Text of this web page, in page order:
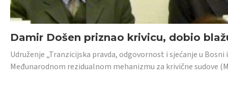
Damir Došen priznao krivicu, dobio
Udruženje „Tranzicijska pravda, odgovornost i sjećanje u
Međunarodnom rezidualnom mehanizmu za krivične sudove